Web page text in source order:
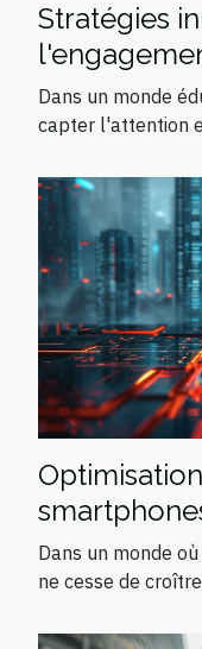
Stratégies
classe
Dans un monde
capter l'attention
et astuces
Dans un monde
ne cesse de